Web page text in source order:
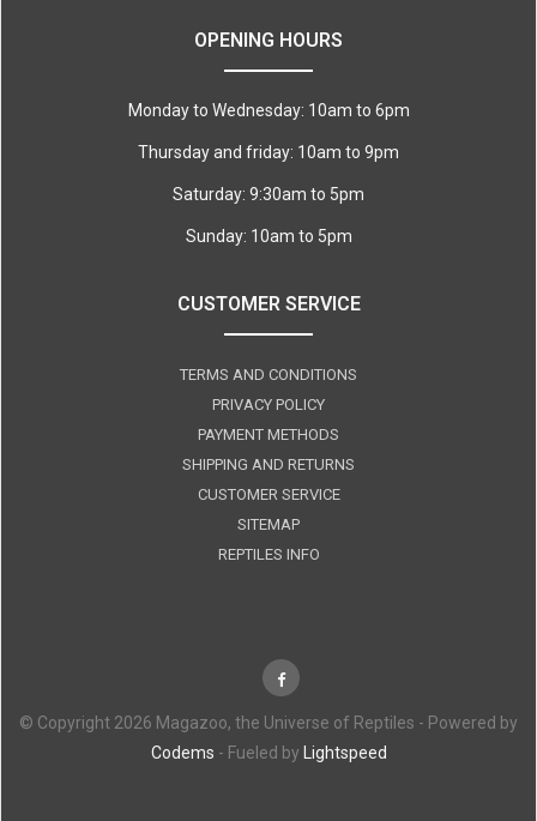
OPENING HOURS
Monday to Wednesday: 10am to 6pm
Thursday and friday: 10am to 9pm
Saturday: 9:30am to 5pm
Sunday: 10am to 5pm
CUSTOMER SERVICE
TERMS AND CONDITIONS
PRIVACY POLICY
PAYMENT METHODS
SHIPPING AND RETURNS
CUSTOMER SERVICE
SITEMAP
REPTILES INFO
© Copyright 2026 Magazoo, the Universe of Reptiles - Powered by
Codems - Fueled by Lightspeed